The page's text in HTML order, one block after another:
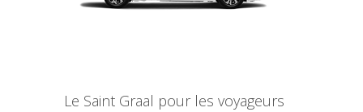
Le Saint Graal pour les voyageurs